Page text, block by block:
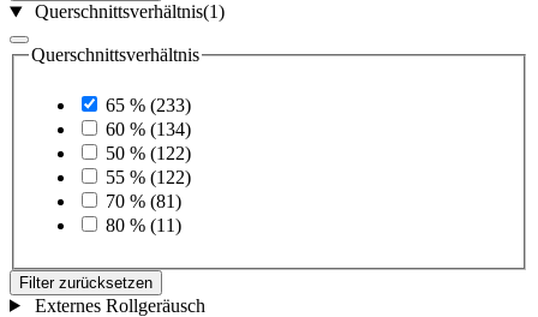
Querschnittsverhältnis(1)
Querschnittsverhältnis
65 % (233)
60 % (134)
50 % (122)
55 % (122)
70 % (81)
80 % (11)
Filter zurücksetzen
Externes Rollgeräusch